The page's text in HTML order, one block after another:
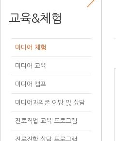
교육&체험
미디어 체험
미디어 교육
미디어 캠프
미디어과의존 예방 및 상담
진로직업 교육 프로그램
진로진학 상담 프로그램